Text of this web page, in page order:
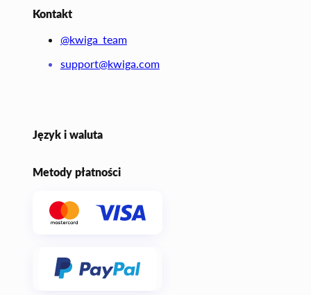
Kontakt
@kwiga_team
support@kwiga.com
Język i waluta
Metody płatności